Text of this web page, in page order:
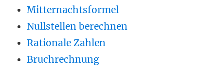
Mitternachtsformel
Nullstellen berechnen
Rationale Zahlen
Bruchrechnung